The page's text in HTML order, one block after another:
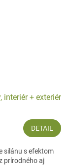
interiér + exteriér
DETAIL
silánu s efektom
prírodného aj